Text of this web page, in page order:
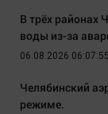
В трёх районах
воды из-за
06.08.2026 06:07:55
Челябинский
режиме.